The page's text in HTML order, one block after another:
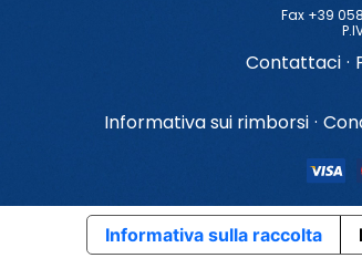
Fax +39
Contattaci ·
Informativa sui rimborsi ·
Informativa sulla raccolta